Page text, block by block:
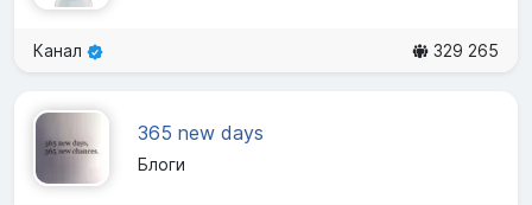
Канал 329 265
365 new days
Блоги